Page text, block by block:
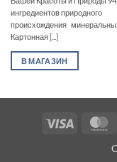
ингредиентов природного
происхождения
Картонная [...]
В МАГАЗИН
Visa